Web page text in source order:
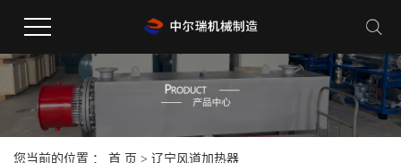
您当前的位置 ： 首 页 > 辽宁风道加热器